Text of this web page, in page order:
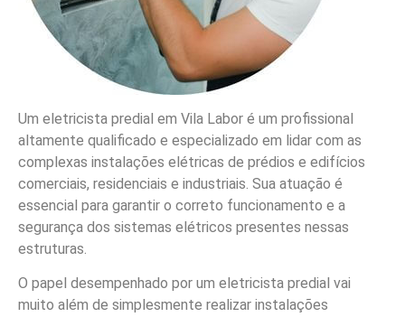
Um eletricista predial em Vila Labor é um profissional
altamente qualificado e especializado em lidar com as
complexas instalações elétricas de prédios e edifícios
comerciais, residenciais e industriais. Sua atuação é
essencial para garantir o correto funcionamento e a
segurança dos sistemas elétricos presentes nessas
estruturas.
O papel desempenhado por um eletricista predial vai
muito além de simplesmente realizar instalações